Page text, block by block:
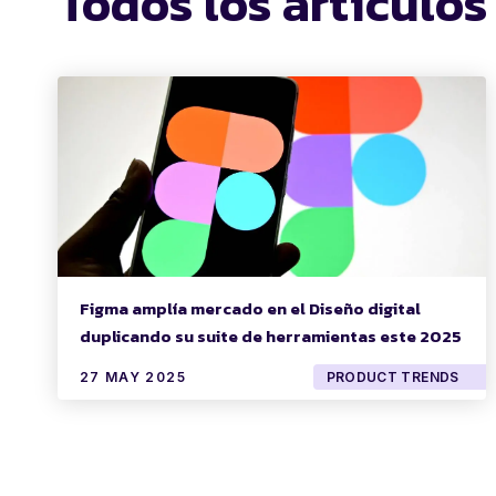
Figma amplía mercado en el Diseño digital
duplicando su suite de herramientas este 2025
27 MAY 2025 PRODUCT TRENDS